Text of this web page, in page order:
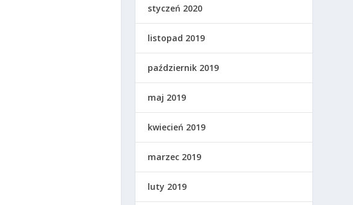
styczeń 2020
listopad 2019
październik 2019
maj 2019
kwiecień 2019
marzec 2019
luty 2019